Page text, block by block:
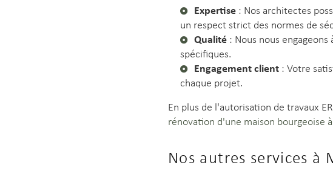
Expertise : Nos architectes
un respect strict des normes de
Qualité : Nous nous
spécifiques.
Engagement client : Votre
chaque projet.
En plus de l'autorisation de travaux
rénovation d'une maison bourgeoise
Nos autres services à